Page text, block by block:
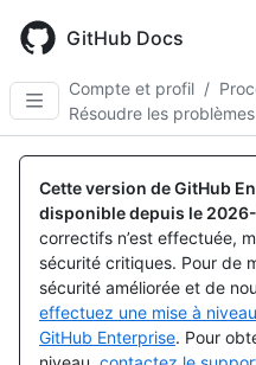
main
content
GitHub Docs
Compte et profil /
Résoudre les
Cette version de GitHub
disponible depuis le
correctifs n’est effectuée,
sécurité critiques. Pour de
sécurité améliorée et de
effectuez une mise à
GitHub Enterprise. Pour